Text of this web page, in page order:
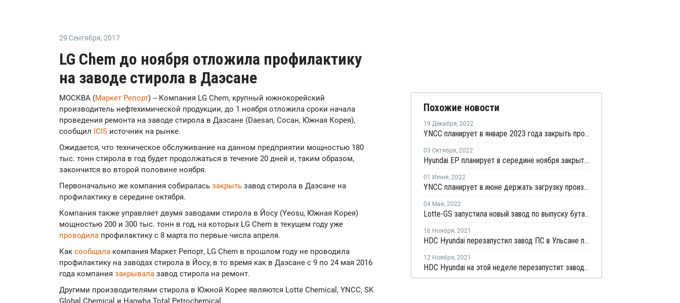
29 Сентября, 2017
LG Chem до ноября отложила профилактику
на заводе стирола в Даэсане
МОСКВА (Маркет Репорт) -- Компания LG Chem, крупный южнокорейский
производитель нефтехимической продукции, до 1 ноября отложила сроки начала
проведения ремонта на заводе стирола в Даэсане (Daesan, Сосан, Южная Корея),
сообщил ICIS источник на рынке.
Ожидается, что техническое обслуживание на данном предприятии мощностью 180
тыс. тонн стирола в год будет продолжаться в течение 20 дней и, таким образом,
закончится во второй половине ноября.
Первоначально же компания собиралась закрыть завод стирола в Даэсане на
профилактику в середине октября.
Компания также управляет двумя заводами стирола в Йосу (Yeosu, Южная Корея)
мощностью 200 и 300 тыс. тонн в год, на которых LG Chem в текущем году уже
проводила профилактику с 8 марта по первые числа апреля.
Как сообщала компания Маркет Репорт, LG Chem в прошлом году не проводила
профилактику на заводах стирола в Йосу, в то время как в Даэсане с 9 по 24 мая 2016
года компания закрывала завод стирола на ремонт.
Другими производителями стирола в Южной Корее являются Lotte Chemical, YNCC, SK
Global Chemical и Hanwha Total Petrochemical.
Похожие новости
19 Декабря, 2022
YNCC планирует в январе 2023 года закрыть производство на заводе №2 по выпуску ароматики в Йосу на ремонт
03 Октября, 2022
Hyundai EP планирует в середине ноября закрыть производство ПС в Ульсане
01 Июня, 2022
YNCC планирует в июне держать загрузку производства стирола в Йосу на уровне 85-99%
04 Мая, 2022
Lotte-GS запустила новый завод по выпуску бутадиена в Йосу
16 Ноября, 2021
HDC Hyundai перезапустил завод ПС в Ульсане после плановой профилактики
12 Ноября, 2021
HDC Hyundai на этой неделе перезапустит завод ПС в Ульсане после плановой профилактики